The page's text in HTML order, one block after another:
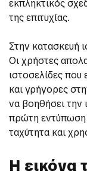
εκπληκτικός
της επιτυχίας.
Στην κατασκευή
Οι χρήστες
ιστοσελίδες που
και γρήγορες
να βοηθήσει την
πρώτη εντύπωση
ταχύτητα και
Η εικόνα